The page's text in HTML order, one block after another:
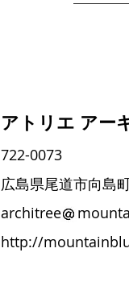
アトリエ アー
722-0073
広島県尾道市向島
architree
http://